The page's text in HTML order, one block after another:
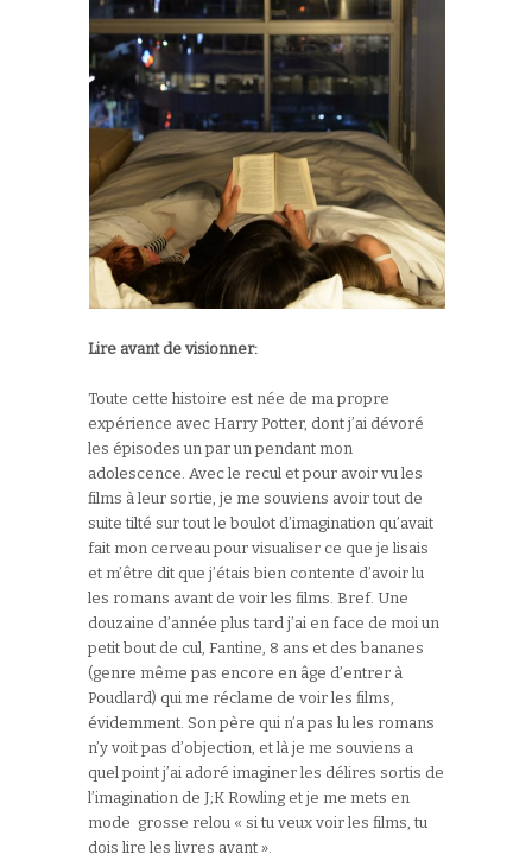
Lire avant de visionner:
Toute cette histoire est née de ma propre
expérience avec Harry Potter, dont j’ai dévoré
les épisodes un par un pendant mon
adolescence. Avec le recul et pour avoir vu les
films à leur sortie, je me souviens avoir tout de
suite tilté sur tout le boulot d’imagination qu’avait
fait mon cerveau pour visualiser ce que je lisais
et m’être dit que j’étais bien contente d’avoir lu
les romans avant de voir les films. Bref. Une
douzaine d’année plus tard j’ai en face de moi un
petit bout de cul, Fantine, 8 ans et des bananes
(genre même pas encore en âge d’entrer à
Poudlard) qui me réclame de voir les films,
évidemment. Son père qui n’a pas lu les romans
n’y voit pas d’objection, et là je me souviens a
quel point j’ai adoré imaginer les délires sortis de
l’imagination de J;K Rowling et je me mets en
mode grosse relou « si tu veux voir les films, tu
dois lire les livres avant ».